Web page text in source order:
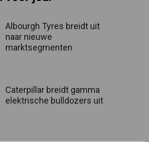
Albourgh Tyres breidt uit
naar nieuwe
marktsegmenten
Caterpillar breidt gamma
elektrische bulldozers uit